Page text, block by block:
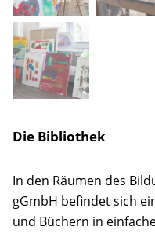
Die Bibliothek
In den Räumen des
gGmbH befindet sich
und Büchern in